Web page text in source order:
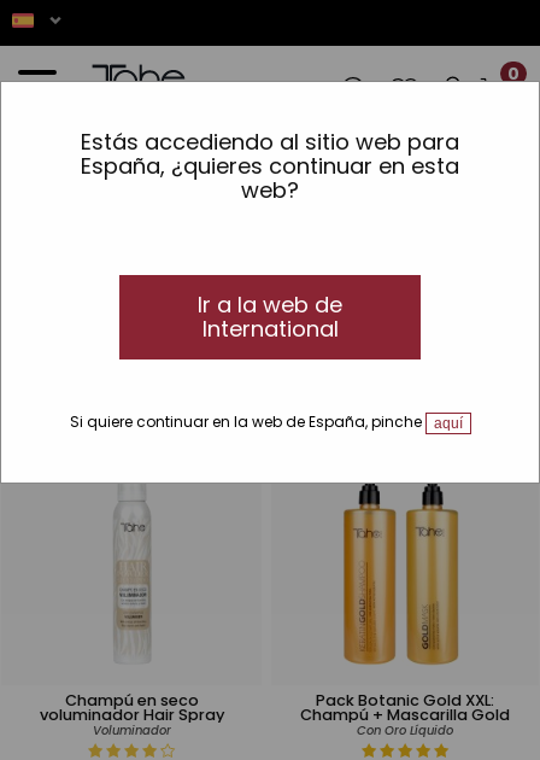
Estás accediendo al sitio web para
España, ¿quieres continuar en esta
web?
Ir a la web de
International
Si quiere continuar en la web de España, pinche aquí
0
LOS PEDIDOS REALIZADOS ENTRE
Para que presuma de pelazo todo el año
Productos para que tu mamá presuma
Si has crecido viendo como el pelo de tu madre siempre ha
lucido perfecto, estos productos son la clave para que su
Champú en seco
voluminador Hair Spray
Voluminador
Pack Botanic Gold XXL:
Champú + Mascarilla Gold
Con Oro Líquido